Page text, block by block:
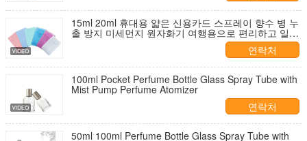
15ml 20ml 휴대용 얇은 신용카드 스프레이 향수 병 누
출 방지 미세먼지 원자화기 여행용으로 편리하고 일상
연락처
100ml Pocket Perfume Bottle Glass Spray Tube with
Mist Pump Perfume Atomizer
연락처
50ml 100ml Perfume Bottle Glass Spray Tube with